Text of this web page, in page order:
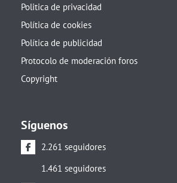
Politica de privacidad
Política de cookies
Política de publicidad
Protocolo de moderación foros
Copyright
Síguenos
2.261 seguidores
1.461 seguidores